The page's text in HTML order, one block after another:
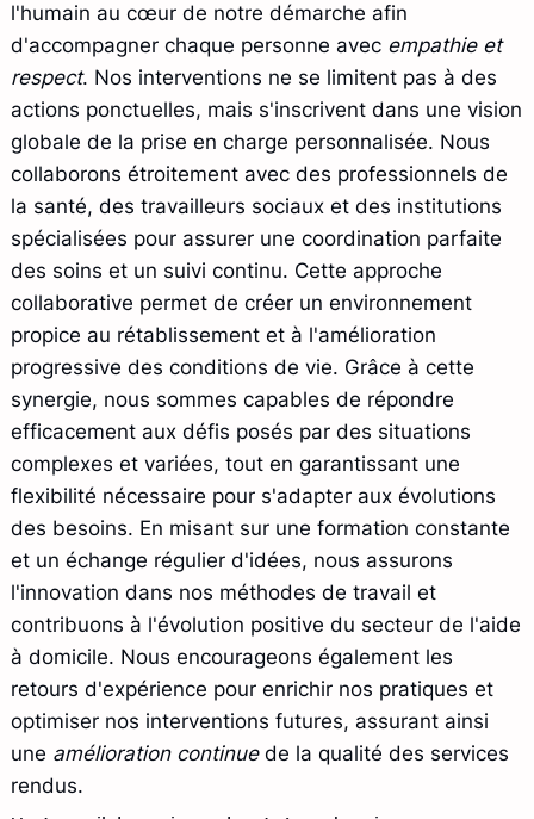
l'humain au cœur de notre démarche afin
d'accompagner chaque personne avec empathie et
respect. Nos interventions ne se limitent pas à des
actions ponctuelles, mais s'inscrivent dans une vision
globale de la prise en charge personnalisée. Nous
collaborons étroitement avec des professionnels de
la santé, des travailleurs sociaux et des institutions
spécialisées pour assurer une coordination parfaite
des soins et un suivi continu. Cette approche
collaborative permet de créer un environnement
propice au rétablissement et à l'amélioration
progressive des conditions de vie. Grâce à cette
synergie, nous sommes capables de répondre
efficacement aux défis posés par des situations
complexes et variées, tout en garantissant une
flexibilité nécessaire pour s'adapter aux évolutions
des besoins. En misant sur une formation constante
et un échange régulier d'idées, nous assurons
l'innovation dans nos méthodes de travail et
contribuons à l'évolution positive du secteur de l'aide
à domicile. Nous encourageons également les
retours d'expérience pour enrichir nos pratiques et
optimiser nos interventions futures, assurant ainsi
une amélioration continuede la qualité des services
rendus.